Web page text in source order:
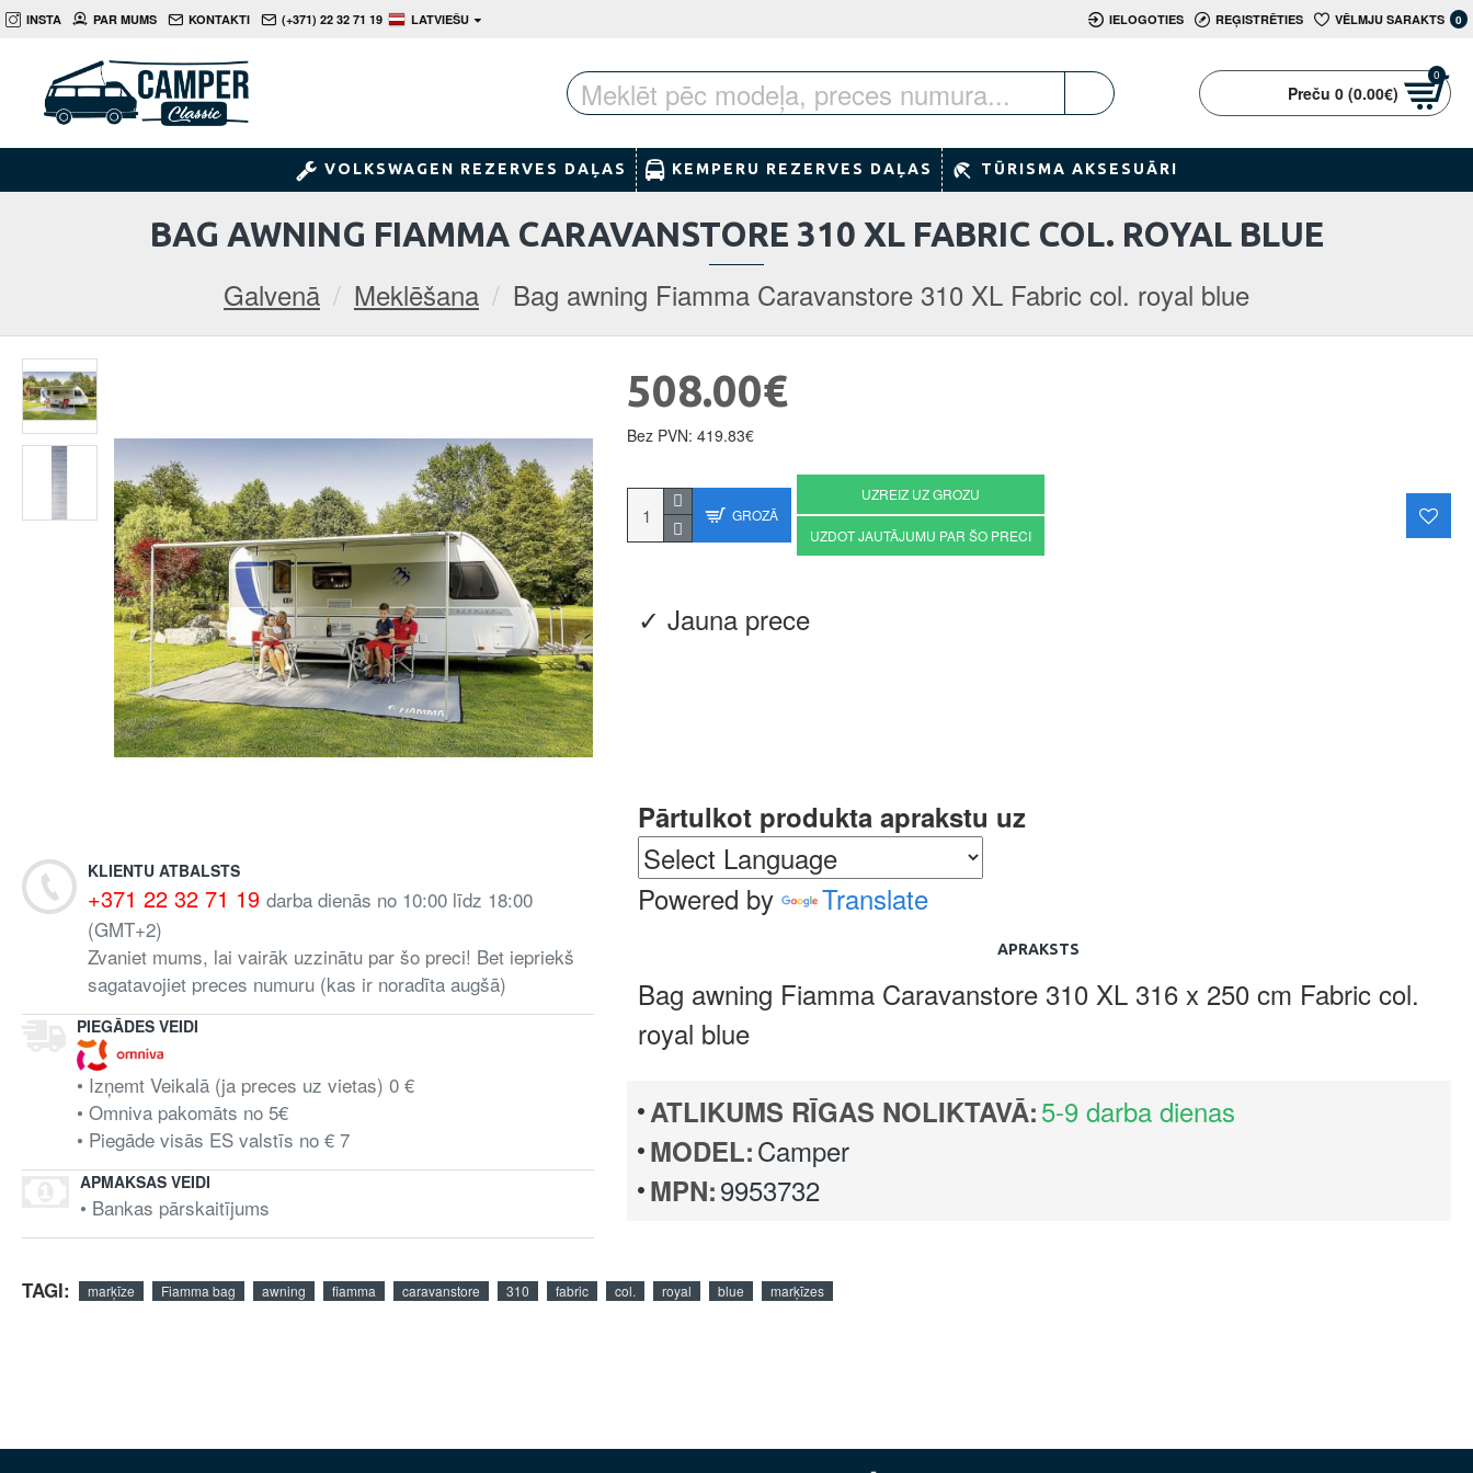
INSTA PAR MUMS KONTAKTI (+371) 22 32 71 19 LATVIEŠU IELOGOTIES REĢISTRĒTIES VĒLMJU SARAKTS 0
Preču 0 (0.00€)
0
VOLKSWAGEN REZERVES DAĻAS KEMPERU REZERVES DAĻAS TŪRISMA AKSESUĀRI
Galvenā Meklēšana Bag awning Fiamma Caravanstore 310 XL Fabric col. royal blue
BAG AWNING FIAMMA CARAVANSTORE 310 XL FABRIC COL. ROYAL BLUE
PIEGĀDES VEIDI
• Izņemt Veikalā (ja preces uz vietas) 0 €
• Omniva pakomāts no 5€
• Piegāde visās ES valstīs no € 7
KLIENTU ATBALSTS
+371 22 32 71 19 darba dienās no 10:00 līdz 18:00
(GMT+2)
Zvaniet mums, lai vairāk uzzinātu par šo preci! Bet iepriekš
sagatavojiet preces numuru (kas ir noradīta augšā)
APMAKSAS VEIDI
• Bankas pārskaitījums
✓ Jauna prece
Pārtulkot produkta aprakstu uz
Powered by Translate
APRAKSTS
Bag awning Fiamma Caravanstore 310 XL 316 x 250 cm Fabric col.
royal blue
ATLIKUMS RĪGAS NOLIKTAVĀ:5-9 darba dienas
MODEL:Camper
MPN:9953732
508.00€
Bez PVN: 419.83€
GROZĀ
UZREIZ UZ GROZU
UZDOT JAUTĀJUMU PAR ŠO PRECI
TAGI: marķīze Fiamma bag awning fiamma caravanstore 310 fabric col. royal blue marķīzes